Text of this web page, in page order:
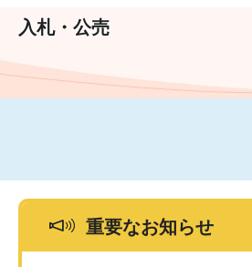
文
入札・公売
重要なお知らせ